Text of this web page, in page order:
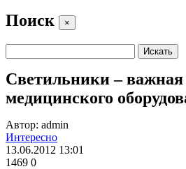
Поиск ×
Светильники – важная
медицинского
Автор: admin
Интересно
13.06.2012 13:01
1469 0